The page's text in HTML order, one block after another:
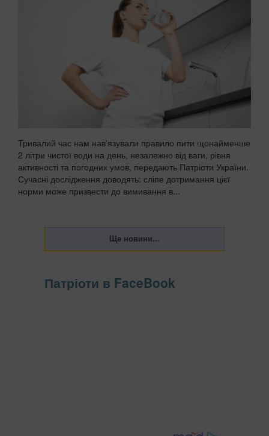
Тривалий час нам нав'язували правило пити щонайменше
2 літри чистої води на день, незалежно від ваги, рівня
активності та погодних умов, передають Патріоти України.
Сучасні дослідження доводять: сліпе дотримання цієї
норми може призвести до вимивання в...
Патріоти в FaceBook